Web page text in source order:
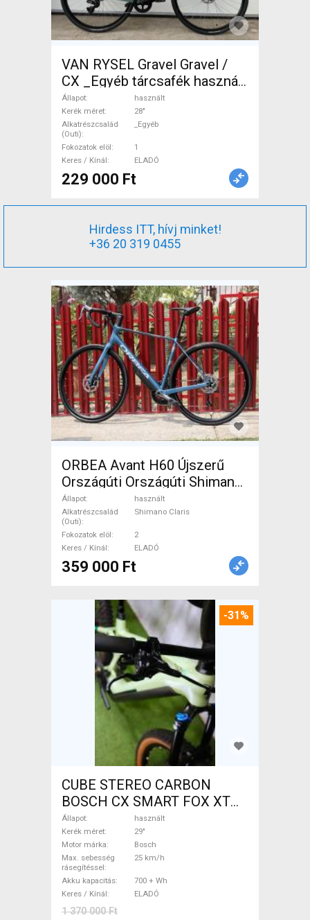
VAN RYSEL Gravel Gravel /
CX _Egyéb tárcsafék használt
ELADÓ
Állapot
használt
Kerék méret
28"
Alkatrészcsalád
(Outi)
_Egyéb
Fokozatok elöl
1
Keres / Kínál
ELADÓ
229 000 Ft
Hirdess ITT, hívj minket!
+36 20 319 0455
ORBEA Avant H60 Újszerű
Országúti Országúti Shimano
Claris tárcsafék használt
ELADÓ
Állapot
használt
Alkatrészcsalád
(Outi)
Shimano Claris
Fokozatok elöl
2
Keres / Kínál
ELADÓ
359 000 Ft
-31%
CUBE STEREO CARBON
BOSCH CX SMART FOX XT
Elektromos Mountain Bike
29" össztelós / fully Bosch
használt ELADÓ
Állapot
használt
Kerék méret
29"
Motor márka
Bosch
Max. sebesség
rásegítéssel
25 km/h
Akku kapacitás
700 + Wh
Keres / Kínál
ELADÓ
1 370 000 Ft